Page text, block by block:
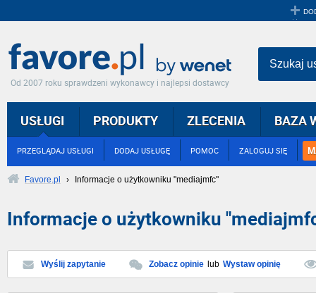
Od 2007 roku sprawdzeni wykonawcy i najlepsi dostawcy
USŁUGI
PRZEGLĄDAJ USŁUGI DODAJ USŁUGĘ POMOC ZALOGUJ SIĘ
PRODUKTY ZLECENIA BAZA
Szukaj
Favore.pl › Informacje o użytkowniku "mediajmfc"
Informacje o użytkowniku
Wyślij zapytanie Zobacz opinie lub Wystaw opinię